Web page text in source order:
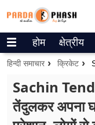
Trending on
वेब स्टोरीज
होम क्षेत्रीय
हिन्दी समाचार क्रिकेट
Sachin
तेंदुलकर अपना